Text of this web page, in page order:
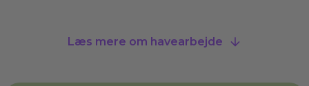
En havemand kan hjælpe med alt fra
Læs mere om havearbejde